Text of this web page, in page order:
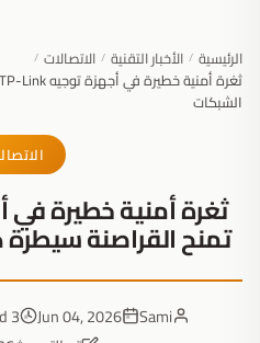
الرئيسية / الأخبار التقنية / الاتصالات /
الشبكات
تمنح القراصنة
Sami
Jun 04, 2026
3 min read